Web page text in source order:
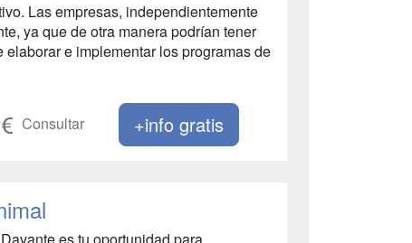
Las empresas, independientemente
ya que de otra manera podrían tener
e implementar los programas de
Consultar +info gratis